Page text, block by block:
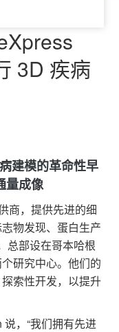
3D 疾病
建模的革命性早
量成像
商，提供先进的细
物发现、蛋白生产
总部设在哥本哈根
研究中心。他们的
索性开发，以提升
，“我们拥有先进